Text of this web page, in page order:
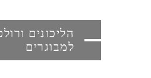
הליכונים
למבוגרים